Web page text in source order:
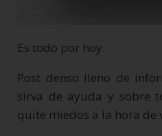
Es todo por hoy.
Post denso lleno de
sirva de ayuda y sobre
quite miedos a la hora de